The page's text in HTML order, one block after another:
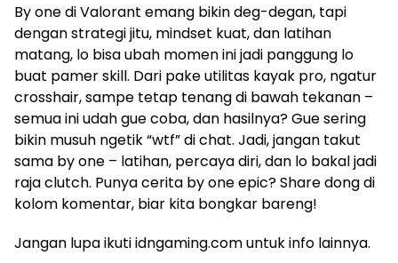
By one di Valorant emang bikin deg-degan, tapi
dengan strategi jitu, mindset kuat, dan latihan
matang, lo bisa ubah momen ini jadi panggung lo
buat pamer skill. Dari pake utilitas kayak pro, ngatur
crosshair, sampe tetap tenang di bawah tekanan –
semua ini udah gue coba, dan hasilnya? Gue sering
bikin musuh ngetik “wtf” di chat. Jadi, jangan takut
sama by one – latihan, percaya diri, dan lo bakal jadi
raja clutch. Punya cerita by one epic? Share dong di
kolom komentar, biar kita bongkar bareng!
Jangan lupa ikuti idngaming.com untuk info lainnya.